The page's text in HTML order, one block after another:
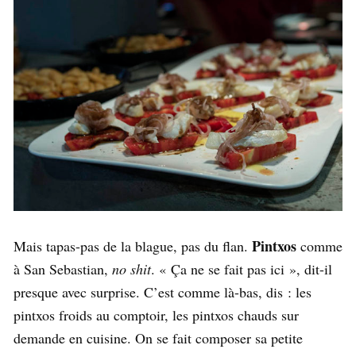
Mais tapas-pas de la blague, pas du flan. Pintxos comme
à San Sebastian, no shit. « Ça ne se fait pas ici », dit-il
presque avec surprise. C’est comme là-bas, dis : les
pintxos froids au comptoir, les pintxos chauds sur
demande en cuisine. On se fait composer sa petite